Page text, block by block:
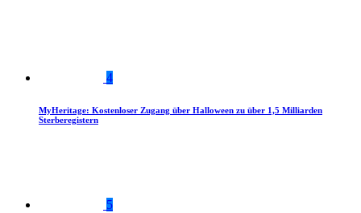
4
MyHeritage: Kostenloser Zugang über Halloween zu über 1,5 Milliarden
Sterberegistern
5